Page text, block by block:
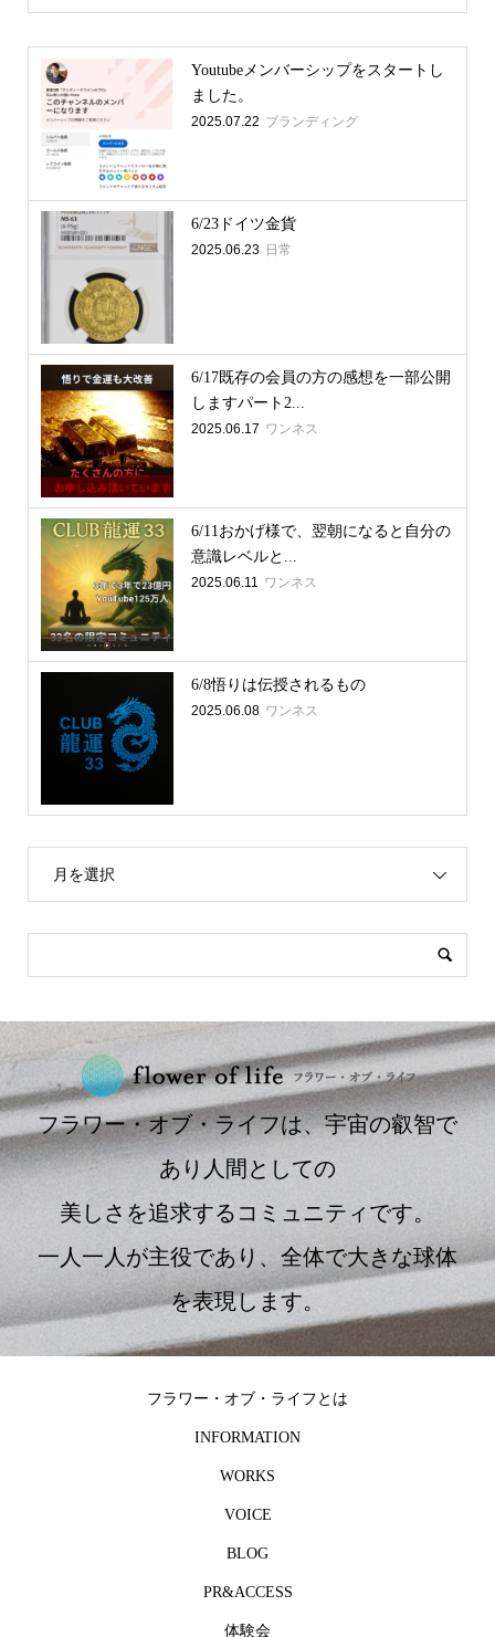
Youtubeメンバーシップをスタートし
ました。
2025.07.22 ブランディング
6/23ドイツ金貨
2025.06.23 日常
6/17既存の会員の方の感想を一部公開
しますパート2...
2025.06.17 ワンネス
6/11おかげ様で、翌朝になると自分の
意識レベルと...
2025.06.11 ワンネス
6/8悟りは伝授されるもの
2025.06.08 ワンネス
月を選択
フラワー・オブ・ライフは、宇宙の叡智で
あり人間としての
美しさを追求するコミュニティです。
一人一人が主役であり、全体で大きな球体
を表現します。
フラワー・オブ・ライフとは
INFORMATION
WORKS
VOICE
BLOG
PR&ACCESS
体験会